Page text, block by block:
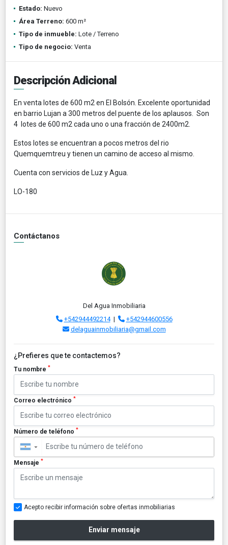
Estado: Nuevo
Área Terreno: 600 m²
Tipo de inmueble: Lote / Terreno
Tipo de negocio: Venta
Descripción Adicional
En venta lotes de 600 m2 en El Bolsón. Excelente oportunidad
en barrio Lujan a 300 metros del puente de los aplausos. Son
4 lotes de 600 m2 cada uno o una fracción de 2400m2.
Estos lotes se encuentran a pocos metros del rio
Quemquemtreu y tienen un camino de acceso al mismo.
Cuenta con servicios de Luz y Agua.
LO-180
Contáctanos
Del Agua Inmobiliaria
+542944492214|
+542944600556
delaguainmobiliaria@gmail.com
¿Prefieres que te contactemos?
Tu nombre *
Correo electrónico *
Número de teléfono *
▼
Mensaje *
Acepto recibir información sobre ofertas inmobiliarias
Enviar mensaje